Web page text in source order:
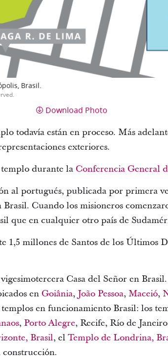
Brasil.
Download Photo
todavía están en proceso. Más
exteriores.
durante laConferencia General
al portugués, publicada por primera
Cuando los misioneros
que en cualquier otro país de
1,5 millones de Santos de los Últimos
Casa del Señor en
enGoiânia, João Pessoa, Maceió,
en funcionamiento Brasil: los
, Porto Alegre, Recife, Río de
Brasil, el Templo de Londrina,
construcción.